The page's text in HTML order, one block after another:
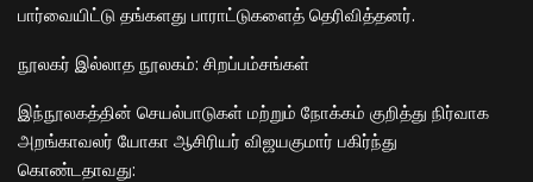
பார்வையிட்டு தங்களது பாராட்டுகளைத் தெரிவித்தனர்.
​நூலகர் இல்லாத நூலகம்: சிறப்பம்சங்கள்
​இந்நூலகத்தின் செயல்பாடுகள் மற்றும் நோக்கம் குறித்து நிர்வாக
அறங்காவலர் யோகா ஆசிரியர் விஜயகுமார் பகிர்ந்து
கொண்டதாவது: